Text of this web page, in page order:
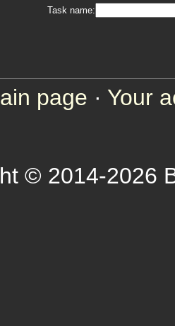
Task name:
page · Your
© 2014-2026